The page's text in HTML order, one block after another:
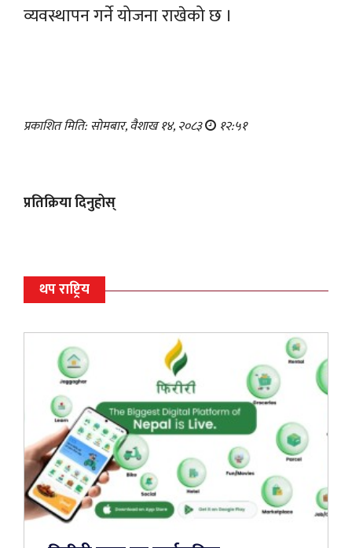
व्यवस्थापन गर्ने योजना राखेको छ ।
प्रकाशित मिति: सोमबार, वैशाख १४, २०८३ १२:५१
प्रतिक्रिया दिनुहोस्
थप राष्ट्रिय